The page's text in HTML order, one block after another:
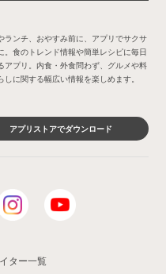
ランチ、おやすみ前に、アプリでサクサ
。食のトレンド情報や簡単レシピに毎日
アプリ。内食・外食問わず、グルメや料
しに関する幅広い情報を楽しめます。
アプリストアでダウンロード
ター一覧